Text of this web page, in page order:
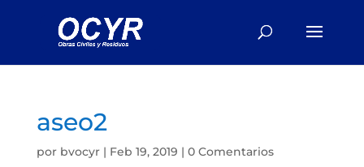
aseo2
por bvocyr| Feb 19, 2019 | 0 Comentarios